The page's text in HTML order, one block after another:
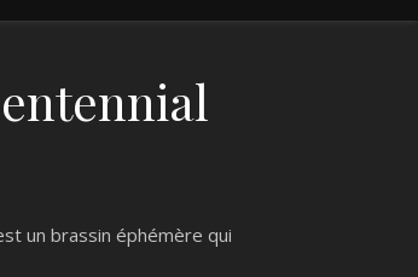
un brassin éphémère qui